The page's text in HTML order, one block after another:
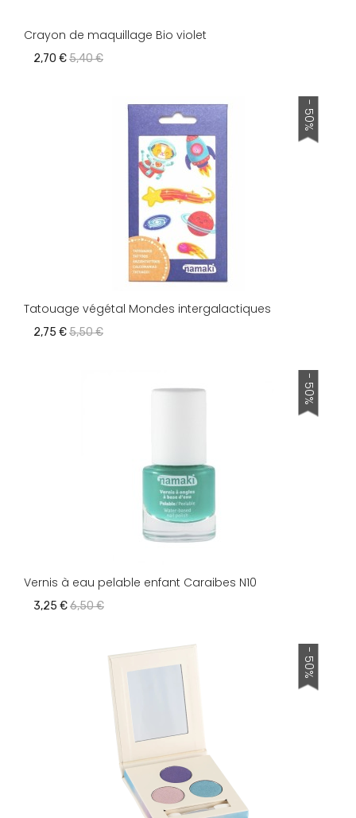
Crayon de maquillage Bio violet
2,70 €5,40 €
- 50%
Tatouage végétal Mondes intergalactiques
2,75 €5,50 €
- 50%
Vernis à eau pelable enfant Caraibes N10
3,25 €6,50 €
- 50%